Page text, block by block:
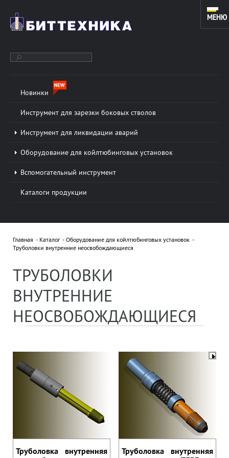
ОБОРУДОВАНИЕ ДЛЯ ЗАРЕЗКИ ДОПОЛНИТЕЛЬНЫХ СТВОЛОВ
КОЙЛТЮБИНГОВЫХ УСТАНОВОК.
динамично развивается по настоящее время. В
НОВОСТИ
18 сентября 2025
ДВУХДНЕВНЫЙ СЕМИНАР В ПО
"БЕЛОРУСНЕФТЬ"
Отправляя нам сообщение, вы подтверждаете
согласие на обработку персональных данных.
МЕНЮ
Новинки
Инструмент для зарезки боковых стволов
Инструмент для ликвидации аварий
Оборудование для койлтюбинговых установок
Вспомогательный инструмент
Каталоги продукции
Главная Каталог
Оборудование для койлтюбинговых установок
Труболовки внутренние неосвобождающиеся
ТРУБОЛОВКИ
ВНУТРЕННИЕ
НЕОСВОБОЖДАЮЩИЕСЯ
Труболовка внутренняя
Труболовка внутренняя